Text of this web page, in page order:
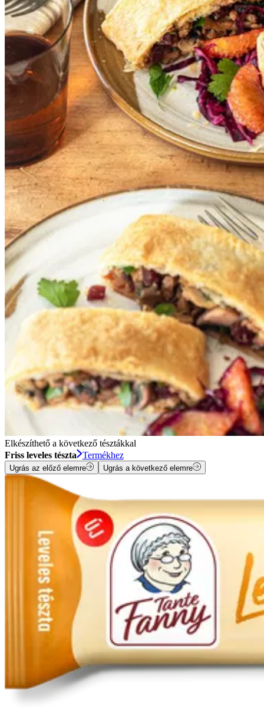
Elkészíthető a következő tésztákkal
Friss leveles tészta
Termékhez
Ugrás az előző elemre Ugrás a következő elemre